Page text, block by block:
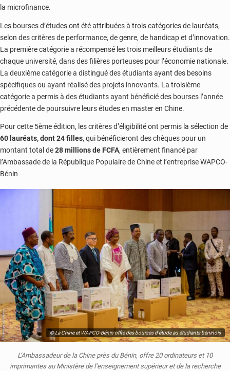
la microfinance.
Les bourses d’études ont été attribuées à trois catégories de lauréats,
selon des critères de performance, de genre, de handicap et d’innovation.
La première catégorie a récompensé les trois meilleurs étudiants de
chaque université, dans des filières porteuses pour l’économie nationale.
La deuxième catégorie a distingué des étudiants ayant des besoins
spécifiques ou ayant réalisé des projets innovants. La troisième
catégorie a permis à des étudiants ayant bénéficié des bourses l’année
précédente de poursuivre leurs études en master en Chine.
Pour cette 5ème édition, les critères d’éligibilité ont permis la sélection de
60 lauréats, dont 24 filles, qui bénéficieront des chèques pour un
montant total de28 millions de FCFA, entièrement financé par
l’Ambassade de la République Populaire de Chine et l’entreprise WAPCO-
Bénin
© La Chine et WAPCO-Bénin offre des bourses d'étude au étudiants béninois
L’Ambassadeur de la Chine près du Bénin, offre 20 ordinateurs et 10
imprimantes au Ministère de l’enseignement supérieur et de la recherche